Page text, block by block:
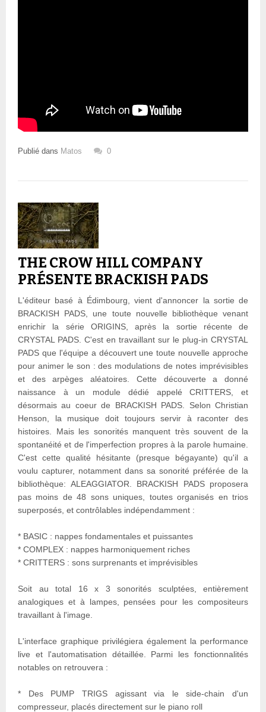
Publié dans Matos 0
THE CROW HILL COMPANY
PRÉSENTE BRACKISH PADS
L'éditeur basé à Édimbourg, vient d'annoncer la sortie de
BRACKISH PADS, une toute nouvelle bibliothèque venant
enrichir la série ORIGINS, après la sortie récente de
CRYSTAL PADS. C'est en travaillant sur le plug-in CRYSTAL
PADS que l'équipe a découvert une toute nouvelle approche
pour animer le son : des modulations de notes imprévisibles
et des arpèges aléatoires. Cette découverte a donné
naissance à un module dédié appelé CRITTERS, et
désormais au coeur de BRACKISH PADS. Selon Christian
Henson, la musique doit toujours servir à raconter des
histoires. Mais les sonorités manquent très souvent de la
spontanéité et de l'imperfection propres à la parole humaine.
C'est cette qualité hésitante (presque bégayante) qu'il a
voulu capturer, notamment dans sa sonorité préférée de la
bibliothèque: ALEAGGIATOR. BRACKISH PADS proposera
pas moins de 48 sons uniques, toutes organisés en trios
superposés, et contrôlables indépendamment :
* BASIC : nappes fondamentales et puissantes
* COMPLEX : nappes harmoniquement riches
* CRITTERS : sons surprenants et imprévisibles
Soit au total 16 x 3 sonorités sculptées, entièrement
analogiques et à lampes, pensées pour les compositeurs
travaillant à l'image.
L'interface graphique privilégiera également la performance
live et l'automatisation détaillée. Parmi les fonctionnalités
notables on retrouvera :
* Des PUMP TRIGS agissant via le side-chain d'un
compresseur, placés directement sur le piano roll